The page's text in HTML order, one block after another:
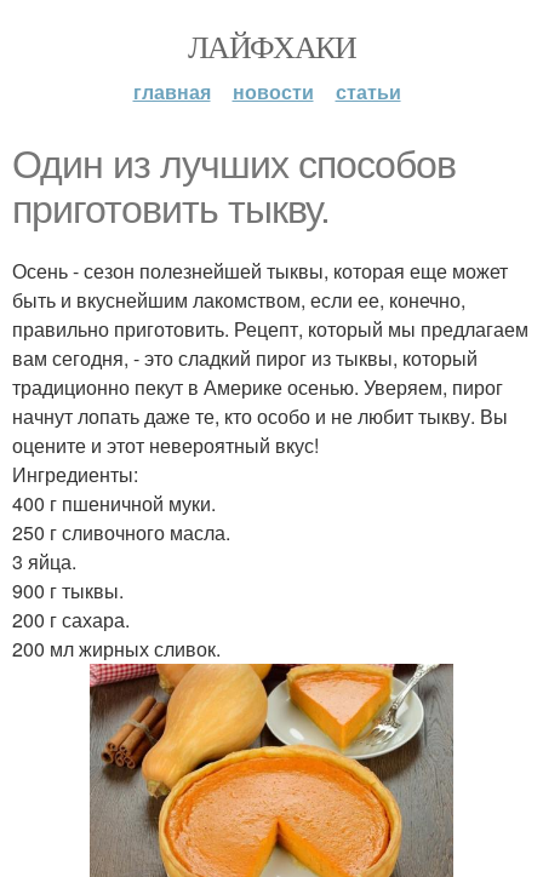
ЛАЙФХАКИ
главная новости статьи
Один из лучших способов
приготовить тыкву.
Осень - сезон полезнейшей тыквы, которая еще может
быть и вкуснейшим лакомством, если ее, конечно,
правильно приготовить. Рецепт, который мы предлагаем
вам сегодня, - это сладкий пирог из тыквы, который
традиционно пекут в Америке осенью. Уверяем, пирог
начнут лопать даже те, кто особо и не любит тыкву. Вы
оцените и этот невероятный вкус!
Ингредиенты:
400 г пшеничной муки.
250 г сливочного масла.
3 яйца.
900 г тыквы.
200 г сахара.
200 мл жирных сливок.